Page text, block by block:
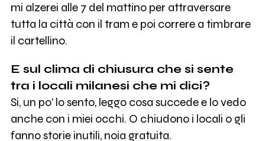
mi alzerei alle 7 del mattino per attraversare
tutta la città con il tram e poi correre a timbrare
il cartellino.
E sul clima di chiusura che si sente
tra i locali milanesi che mi dici?
Si, un po' lo sento, leggo cosa succede e lo vedo
anche con i miei occhi. O chiudono i locali o gli
fanno storie inutili, noia gratuita.